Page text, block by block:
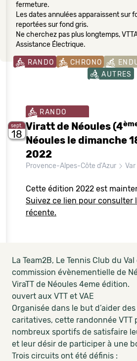
fermeture.
Les dates annulées apparaissent sur
reportées sur fond gris.
Ne cherchez pas plus longtemps,
Assistance Électrique.
RANDO CHRONO
AUTRES
sept.
18
RANDO
Viratt de Néoules (4
Néoules le dimanche
2022
Provence-Alpes-Côte d'Azur Var
Cette édition 2022 est
Suivez ce lien pour consulter
récente.
La Team2B, Le Tennis Club du Val
commission évènementielle de
ViraTT de Néoules 4eme édition.
ouvert aux VTT et VAE
Organisée dans le but d’aider
caritatives, cette randonnée VTT
nombreux sportifs de satisfaire
et leur désir de participer à une
Trois circuits ont été définis :